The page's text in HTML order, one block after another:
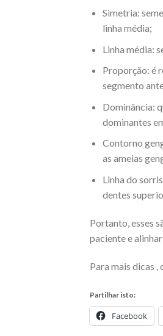
Simetria:
linha média;
Linha média:
Proporção: é
segmento
Dominância:
dominantes
Contorno
as ameias
Linha do
dentes
Portanto, esses
paciente e
Para mais dicas
Partilhar isto:
Facebook